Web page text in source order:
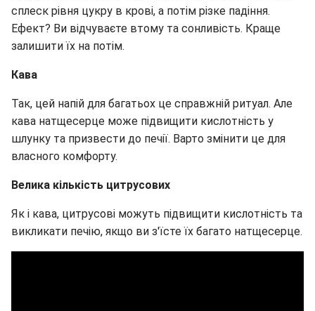
сплеск рівня цукру в крові, а потім різке падіння.
Ефект? Ви відчуваєте втому та сонливість. Краще
залишити їх на потім.
Кава
Так, цей напій для багатьох це справжній ритуал. Але
кава натщесерце може підвищити кислотність у
шлунку та призвести до печії. Варто змінити це для
власного комфорту.
Велика кількість цитрусових
Як і кава, цитрусові можуть підвищити кислотність та
викликати печію, якщо ви з'їсте їх багато натщесерце.